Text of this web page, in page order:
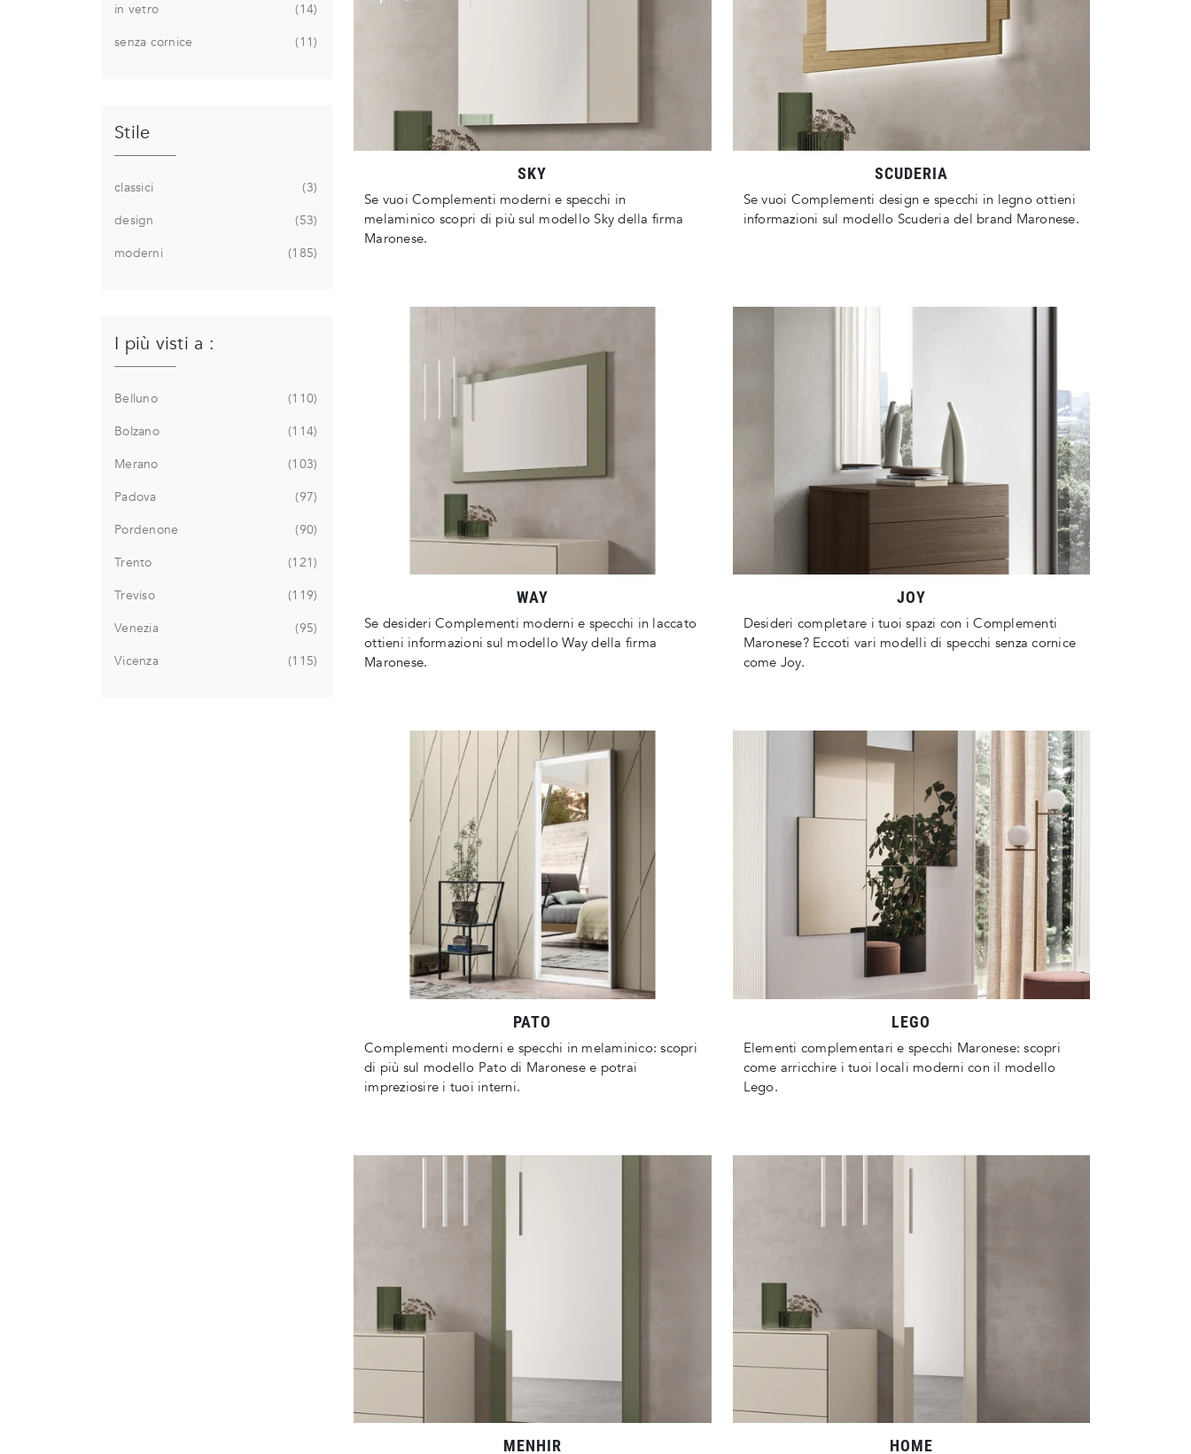
SKY
Se vuoi Complementi moderni e specchi in
melaminico scopri di più sul modello Sky della firma
Maronese.
SCUDERIA
Se vuoi Complementi design e specchi in legno ottieni
informazioni sul modello Scuderia del brand Maronese.
WAY
Se desideri Complementi moderni e specchi in laccato
ottieni informazioni sul modello Way della firma
Maronese.
JOY
Desideri completare i tuoi spazi con i Complementi
Maronese? Eccoti vari modelli di specchi senza cornice
come Joy.
PATO
Complementi moderni e specchi in melaminico: scopri
di più sul modello Pato di Maronese e potrai
impreziosire i tuoi interni.
LEGO
Elementi complementari e specchi Maronese: scopri
come arricchire i tuoi locali moderni con il modello
Lego.
MENHIR HOME
in vetro
14
senza cornice
11
Stile
classici
3
design
53
moderni
185
I più visti a :
Belluno
110
Bolzano
114
Merano
103
Padova
97
Pordenone
90
Trento
121
Treviso
119
Venezia
95
Vicenza
115